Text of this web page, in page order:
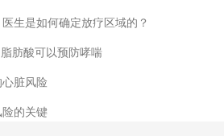
生是如何确定放疗区域的？
肪酸可以预防哮喘
脏风险
的关键